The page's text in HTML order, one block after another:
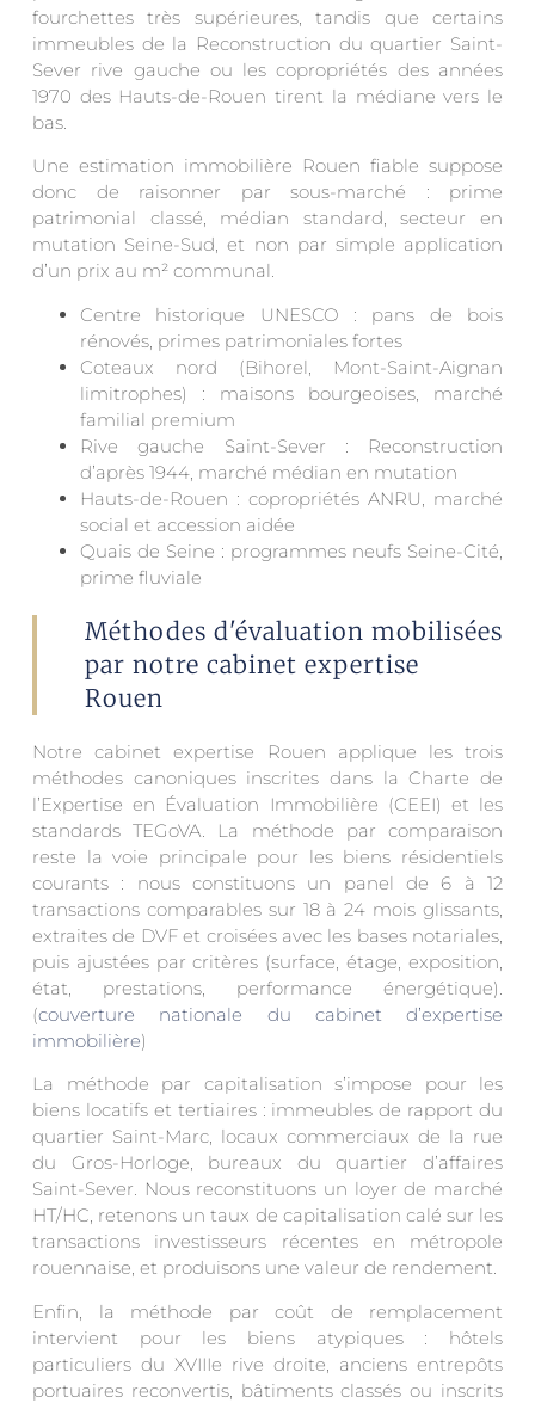
fourchettes très supérieures, tandis que certains
immeubles de la Reconstruction du quartier Saint-
Sever rive gauche ou les copropriétés des années
1970 des Hauts-de-Rouen tirent la médiane vers le
bas.
Une estimation immobilière Rouen fiable suppose
donc de raisonner par sous-marché : prime
patrimonial classé, médian standard, secteur en
mutation Seine-Sud, et non par simple application
d’un prix au m² communal.
Centre historique UNESCO : pans de bois
rénovés, primes patrimoniales fortes
Coteaux nord (Bihorel, Mont-Saint-Aignan
limitrophes) : maisons bourgeoises, marché
familial premium
Rive gauche Saint-Sever : Reconstruction
d’après 1944, marché médian en mutation
Hauts-de-Rouen : copropriétés ANRU, marché
social et accession aidée
Quais de Seine : programmes neufs Seine-Cité,
prime fluviale
Méthodes d'évaluation mobilisées
par notre cabinet expertise
Rouen
Notre cabinet expertise Rouen applique les trois
méthodes canoniques inscrites dans la Charte de
l’Expertise en Évaluation Immobilière (CEEI) et les
standards TEGoVA. La méthode par comparaison
reste la voie principale pour les biens résidentiels
courants : nous constituons un panel de 6 à 12
transactions comparables sur 18 à 24 mois glissants,
extraites de DVF et croisées avec les bases notariales,
puis ajustées par critères (surface, étage, exposition,
état, prestations, performance énergétique).
(couverture nationale du cabinet d’expertise
immobilière)
La méthode par capitalisation s’impose pour les
biens locatifs et tertiaires : immeubles de rapport du
quartier Saint-Marc, locaux commerciaux de la rue
du Gros-Horloge, bureaux du quartier d’affaires
Saint-Sever. Nous reconstituons un loyer de marché
HT/HC, retenons un taux de capitalisation calé sur les
transactions investisseurs récentes en métropole
rouennaise, et produisons une valeur de rendement.
Enfin, la méthode par coût de remplacement
intervient pour les biens atypiques : hôtels
particuliers du XVIIIe rive droite, anciens entrepôts
portuaires reconvertis, bâtiments classés ou inscrits